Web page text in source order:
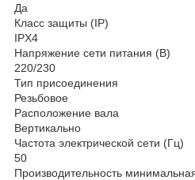
Да
Класс защиты (IP)
IPX4
Напряжение сети питания (В)
220/230
Тип присоединения
Резьбовое
Расположение вала
Вертикально
Частота электрической сети (Гц)
50
Производительность